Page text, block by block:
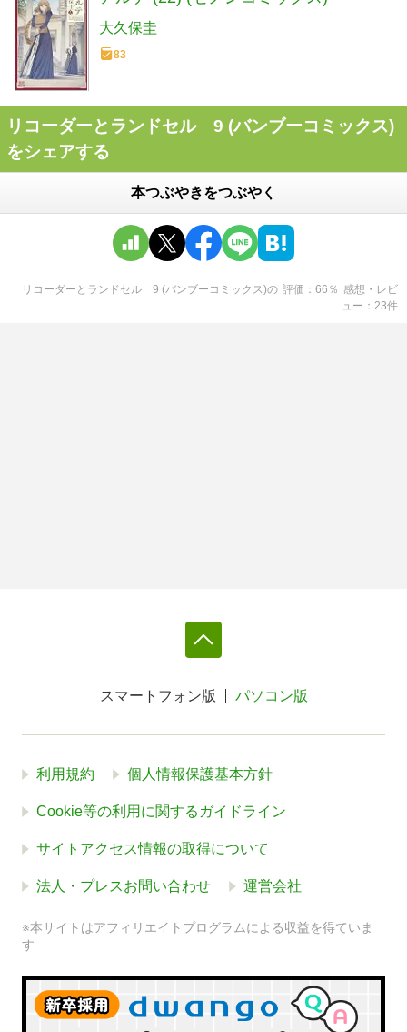
大久保圭
83
リコーダーとランドセル 9 (バンブーコミックス)
をシェアする
本つぶやきをつぶやく
リコーダーとランドセル 9 (バンブーコミックス)の 評価 66 ％ 感想・レビ
ュー
23件
スマートフォン版 パソコン版
利用規約 個人情報保護基本方針
Cookie等の利用に関するガイドライン
サイトアクセス情報の取得について
法人・プレスお問い合わせ 運営会社
※本サイトはアフィリエイトプログラムによる収益を得ていま
す